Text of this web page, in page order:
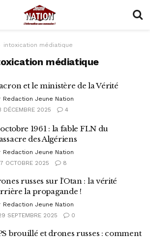
intoxication médiatique
médiatique
et le ministère de la Vérité
Redaction Jeune Nation
DÉCEMBRE 2025
4
octobre 1961 : la fable FLN du
des Algériens
Redaction Jeune Nation
OCTOBRE 2025
8
russes sur l’Otan : la vérité
la propagande !
Redaction Jeune Nation
SEPTEMBRE 2025
0
brouillé et drones russes : comment